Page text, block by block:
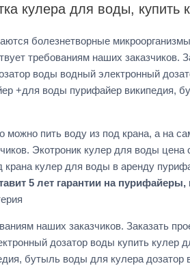
кулера для воды, купить
болезнетворные
требованиям наших
воды водный электронный
+для воды пурифайер википедия,
можно пить воду из под крана, а на
Экотроник кулер для воды
кулер для воды в аренду
5 лет гарантии на пурифайеры,
наших заказчиков.
дозатор воды купить
бутыль воды для кулера